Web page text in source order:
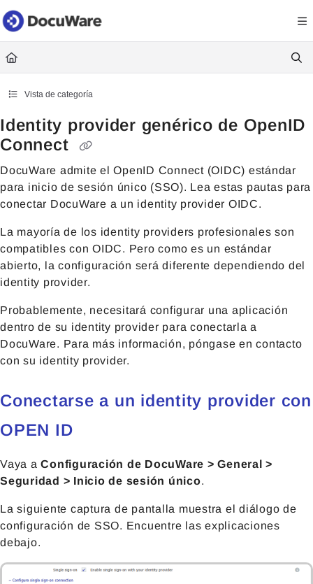
Documentation Index
Fetch the complete documentation index at: https://
Use this file to discover all available pages before exploring further.
Vista de categoría
Identity provider genérico de OpenID
Connect
DocuWare admite el OpenID Connect (OIDC) estándar
para inicio de sesión único (SSO). Lea estas pautas para
conectar DocuWare a un identity provider OIDC.
La mayoría de los identity providers profesionales son
compatibles con OIDC. Pero como es un estándar
abierto, la configuración será diferente dependiendo del
identity provider.
Probablemente, necesitará configurar una aplicación
dentro de su identity provider para conectarla a
DocuWare. Para más información, póngase en contacto
con su identity provider.
Conectarse a un identity provider con
OPEN ID
Vaya aConfiguración de DocuWare > General >
Seguridad > Inicio de sesión único.
La siguiente captura de pantalla muestra el diálogo de
configuración de SSO. Encuentre las explicaciones
debajo.